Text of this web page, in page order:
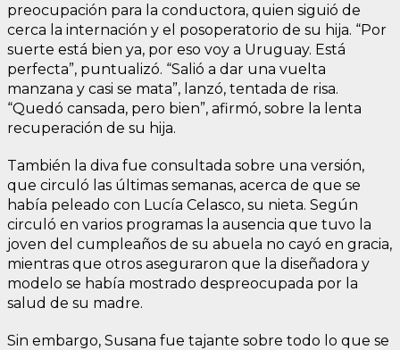
preocupación para la conductora, quien siguió de
cerca la internación y el posoperatorio de su hija. “Por
suerte está bien ya, por eso voy a Uruguay. Está
perfecta”, puntualizó. “Salió a dar una vuelta
manzana y casi se mata”, lanzó, tentada de risa.
“Quedó cansada, pero bien”, afirmó, sobre la lenta
recuperación de su hija.
También la diva fue consultada sobre una versión,
que circuló las últimas semanas, acerca de que se
había peleado con Lucía Celasco, su nieta. Según
circuló en varios programas la ausencia que tuvo la
joven del cumpleaños de su abuela no cayó en gracia,
mientras que otros aseguraron que la diseñadora y
modelo se había mostrado despreocupada por la
salud de su madre.
Sin embargo, Susana fue tajante sobre todo lo que se